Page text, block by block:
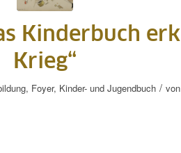
Kinderbuch
Krieg“
, Foyer, Kinder- und Jugendbuch / von